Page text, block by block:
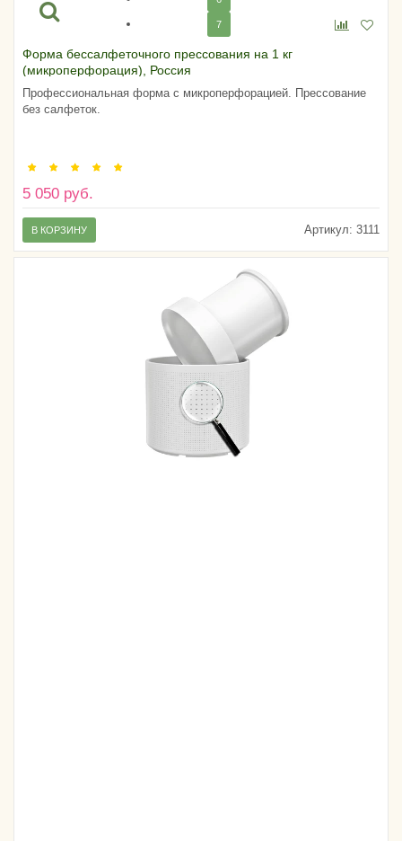
7
Форма бессалфеточного прессования на 1 кг
(микроперфорация), Россия
Профессиональная форма с микроперфорацией. Прессование
без салфеток.
5 050 руб.
Артикул: 3111
В КОРЗИНУ